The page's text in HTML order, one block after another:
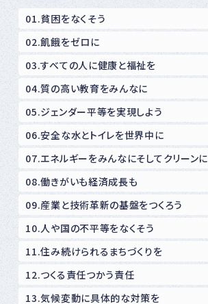
01.貧困をなくそう
02.飢餓をゼロに
03.すべての人に健康と福祉を
04.質の高い教育をみんなに
05.ジェンダー平等を実現しよう
06.安全な水とトイレを世界中に
07.エネルギーをみんなにそしてクリーンに
08.働きがいも経済成長も
09.産業と技術革新の基盤をつくろう
10.人や国の不平等をなくそう
11.住み続けられるまちづくりを
12.つくる責任つかう責任
13.気候変動に具体的な対策を